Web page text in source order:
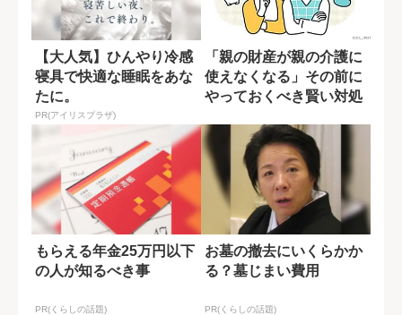
【大人気】ひんやり冷感
寝具で快適な睡眠をあな
たに。
PR(アイリスプラザ)
「親の財産が親の介護に
使えなくなる」その前に
やっておくべき賢い対処
もらえる年金25万円以下
の人が知るべき事
PR(くらしの話題)
お墓の撤去にいくらかか
る？墓じまい費用
PR(くらしの話題)